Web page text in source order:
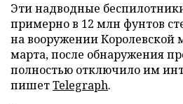
Эти надводные
примерно в 12 млн фунтов
на вооружении Королевской
марта, после обнаружения
полностью отключило им
пишетTelegraph.